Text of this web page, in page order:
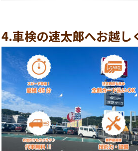
4.車検の速太郎へお越し